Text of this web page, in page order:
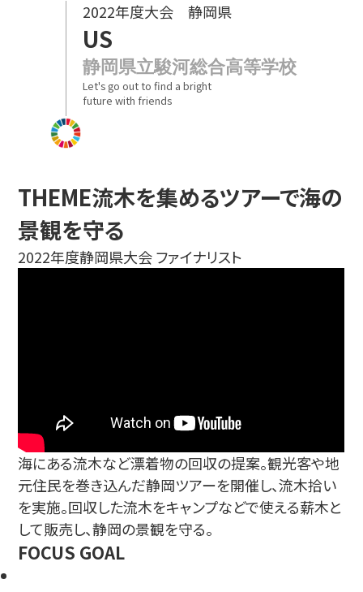
2022年度大会 静岡県
US
静岡県立駿河総合高等学校
Let's go out to find a bright
future with friends
THEME流木を集めるツアーで海の
景観を守る
2022年度静岡県大会 ファイナリスト
海にある流木など漂着物の回収の提案。観光客や地
元住民を巻き込んだ静岡ツアーを開催し、流木拾い
を実施。回収した流木をキャンプなどで使える薪木と
して販売し、静岡の景観を守る。
FOCUS GOAL